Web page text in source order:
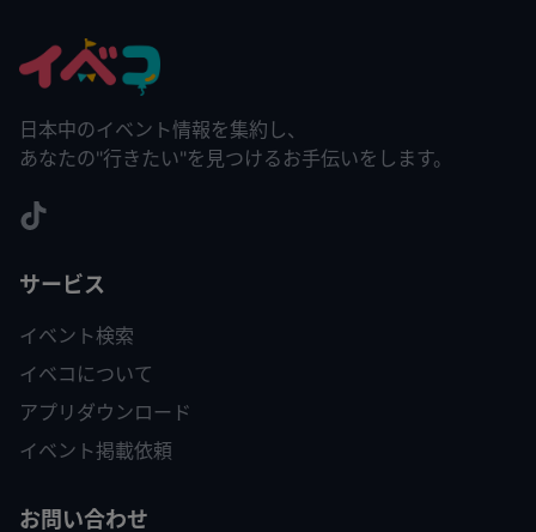
日本中のイベント情報を集約し、
あなたの"行きたい"を見つけるお手伝いをします。
サービス
イベント検索
イベコについて
アプリダウンロード
イベント掲載依頼
お問い合わせ